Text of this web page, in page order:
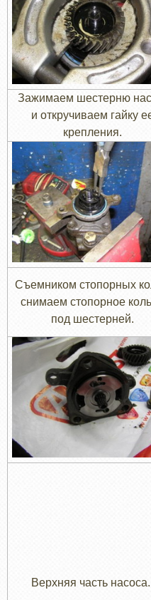
Зажимаем шестерню
и откручиваем гайку
крепления.
Съемником стопорных
снимаем стопорное
под шестерней.
Верхняя часть насоса.